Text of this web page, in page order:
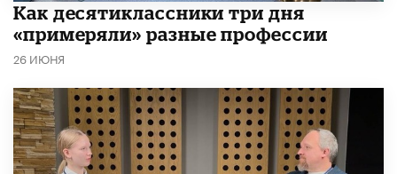
Как десятиклассники три дня
«примеряли» разные профессии
26 ИЮНЯ